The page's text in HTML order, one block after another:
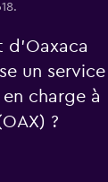
d'Oaxaca
un
charge à
?